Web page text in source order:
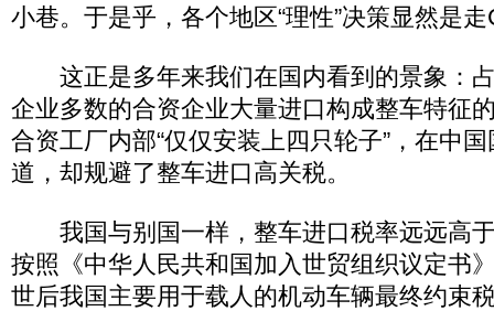
小巷。于是乎，各个地区“理性”决策显然是
这正是多年来我们在国内看到的景象：
企业多数的合资企业大量进口构成整车特征
合资工厂内部“仅仅安装上四只轮子”，在中
道，却规避了整车进口高关税。
我国与别国一样，整车进口税率远远高
按照《中华人民共和国加入世贸组织议定书
世后我国主要用于载人的机动车辆最终约束